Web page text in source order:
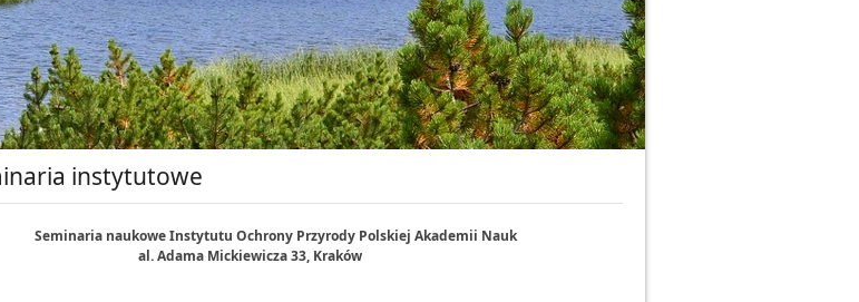
instytutowe
naukowe Instytutu Ochrony Przyrody Polskiej Akademii Nauk
Mickiewicza 33, Kraków